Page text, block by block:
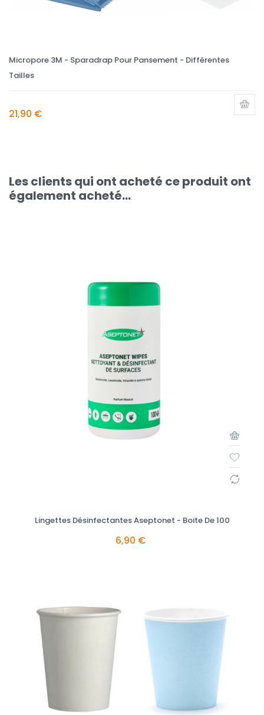
Micropore 3M - Sparadrap Pour Pansement - Différentes
Tailles
21,90 €
Les clients qui ont acheté ce produit ont
également acheté...
Lingettes Désinfectantes Aseptonet - Boite De 100
6,90 €